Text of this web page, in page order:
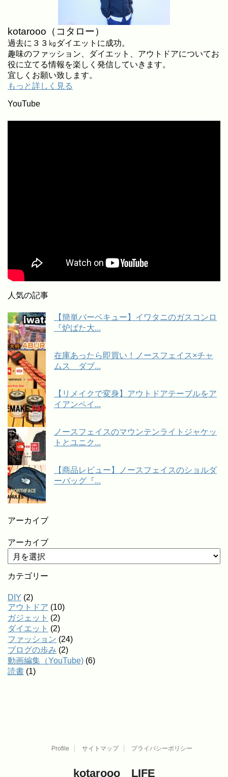
kotarooo（コタロー）
過去に３３㎏ダイエットに成功。
趣味のファッション、ダイエット、アウトドアについてお
役に立てる情報を楽しく発信していきます。
宜しくお願い致します。
もっと詳しく見る
YouTube
人気の記事
【簡単バーベキュー】イワタニのガスコンロ
『炉ばた大...
在庫あったら即買い！ノースフェイス×チャ
ムス ダブ...
【リメイクで変身】アウトドアテーブルをア
イアンペイ...
ノースフェイスのマウンテンライトジャケッ
トとユニク...
【商品レビュー】ノースフェイスのショルダ
ーバッグ『...
アーカイブ
アーカイブ
カテゴリー
DIY (2)
アウトドア (10)
ガジェット (2)
ダイエット (2)
ファッション (24)
ブログの歩み (2)
動画編集（YouTube) (6)
読書 (1)
Profile サイトマップ プライバシーポリシー
kotarooo LIFE